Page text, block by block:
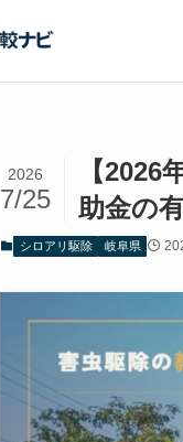
【
助金の
2026
7/25
シロアリ駆除 岐阜県